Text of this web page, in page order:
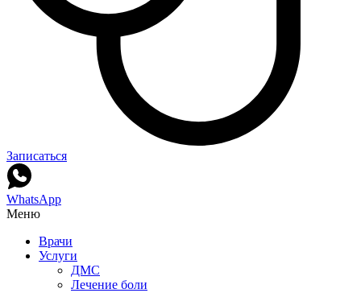
Записаться
WhatsApp
Меню
Врачи
Услуги
ДМС
Лечение боли